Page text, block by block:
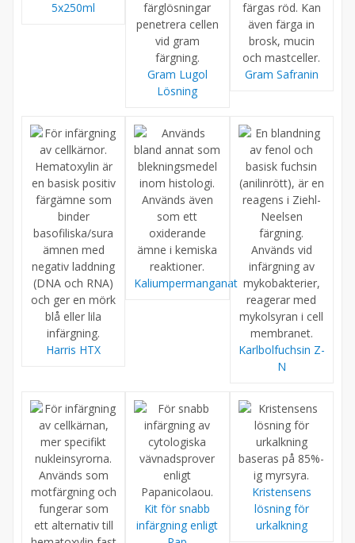
5x250ml
Gram Lugol
Lösning
Gram Safranin
Harris HTX
Kaliumpermanganat
Karlbolfuchsin Z-
N
Kit för snabb
infärgning enligt
Kristensens
lösning för
urkalkning